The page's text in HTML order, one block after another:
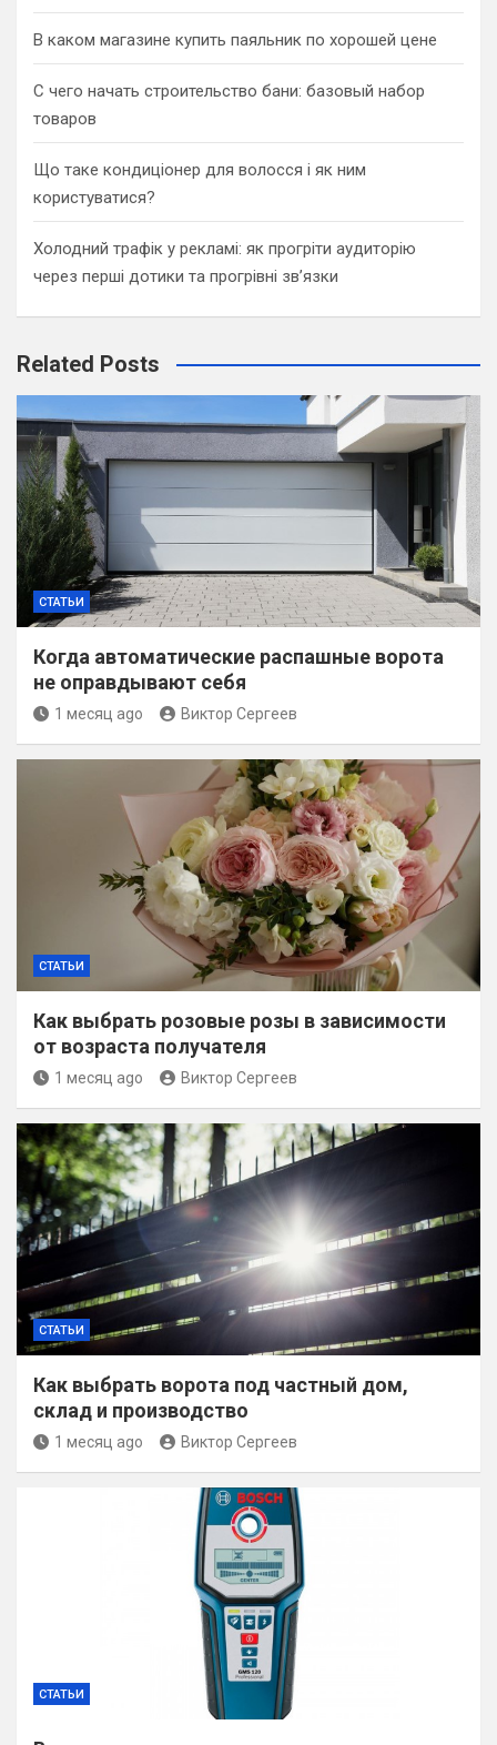
В каком магазине купить паяльник по хорошей цене
С чего начать строительство бани: базовый набор
товаров
Що таке кондиціонер для волосся і як ним
користуватися?
Холодний трафік у рекламі: як прогріти аудиторію
через перші дотики та прогрівні зв’язки
Related Posts
СТАТЬИ
Когда автоматические распашные ворота
не оправдывают себя
1 месяц ago Виктор Сергеев
СТАТЬИ
Как выбрать розовые розы в зависимости
от возраста получателя
1 месяц ago Виктор Сергеев
СТАТЬИ
Как выбрать ворота под частный дом,
склад и производство
1 месяц ago Виктор Сергеев
СТАТЬИ